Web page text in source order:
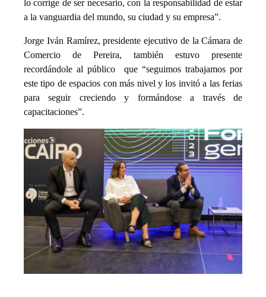
lo corrige de ser necesario, con la responsabilidad de estar
a la vanguardia del mundo, su ciudad y su empresa”.
Jorge Iván Ramírez, presidente ejecutivo de la Cámara de
Comercio de Pereira, también estuvo presente
recordándole al público que “seguimos trabajamos por
este tipo de espacios con más nivel y los invitó a las ferias
para seguir creciendo y formándose a través de
capacitaciones”.